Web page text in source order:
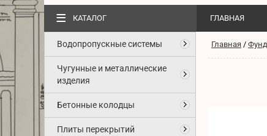
≡ КАТАЛОГ ГЛАВНАЯ
Водопропускные системы
Чугунные и металлические
изделия
Бетонные колодцы
Плиты перекрытий
Главная /